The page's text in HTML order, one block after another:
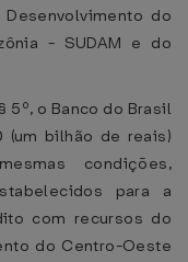
do
- SUDAM e do
5º, o Banco do Brasil
bilhão de reais)
condições,
para a
com recursos do
do Centro-Oeste